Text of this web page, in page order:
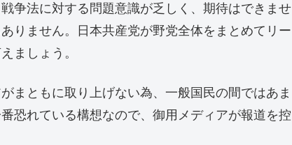
争法に対する問題意識が乏しく、期待はできませ
りません。日本共産党が野党全体をまとめてリー
ましょう。
まともに取り上げない為、一般国民の間ではあま
恐れている構想なので、御用メディアが報道を控